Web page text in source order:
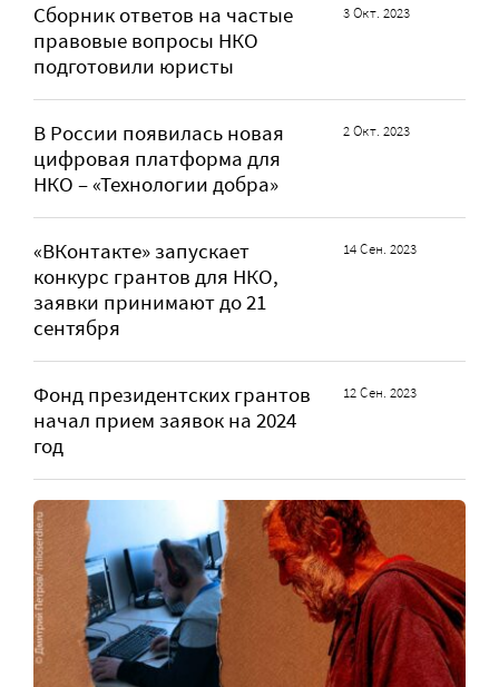
Сборник ответов на частые
правовые вопросы НКО
подготовили юристы
3 Окт. 2023
В России появилась новая
цифровая платформа для
НКО – «Технологии добра»
2 Окт. 2023
«ВКонтакте» запускает
конкурс грантов для НКО,
заявки принимают до 21
сентября
14 Сен. 2023
Фонд президентских грантов
начал прием заявок на 2024
год
12 Сен. 2023